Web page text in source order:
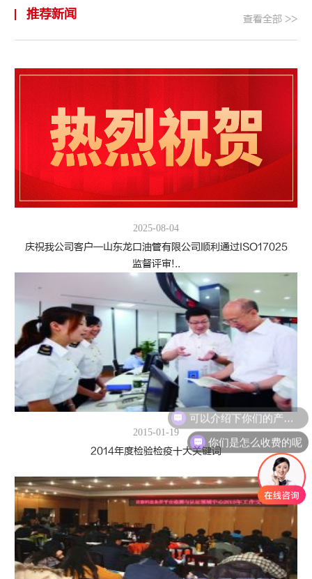
推荐新闻 查看全部 >>
2025-08-04
庆祝我公司客户—山东龙口油管有限公司顺利通过ISO17025
监督评审!..
2015-01-19
2014年度检验检疫十大关键词
可以介绍下你们的产品么
你们是怎么收费的呢